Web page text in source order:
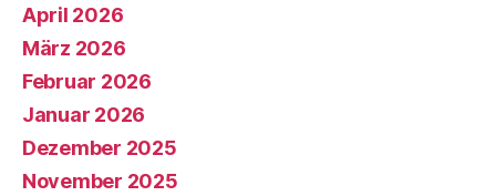
April 2026
März 2026
Februar 2026
Januar 2026
Dezember 2025
November 2025